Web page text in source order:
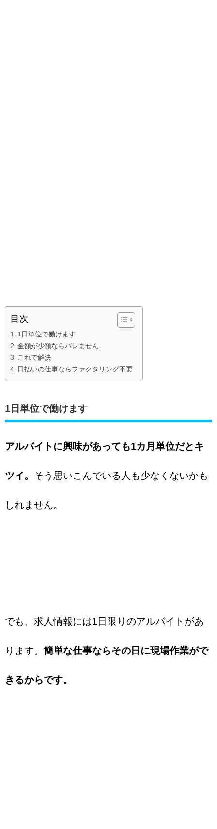
目次
1日単位で働けます
金額が少額ならバレません
これで解決
日払いの仕事ならファクタリング不要
1日単位で働けます
アルバイトに興味があっても1カ月単位だとキ
ツイ。 そう思いこんでいる人も少なくないかも
しれません。
でも、求人情報には1日限りのアルバイトがあ
ります。 簡単な仕事ならその日に現場作業がで
きるからです。